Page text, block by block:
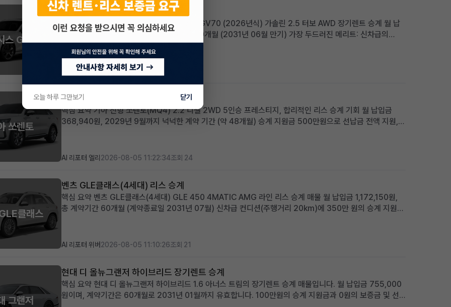
스 GV70
제네시스 신형 GV70 장기렌트 승계
핵심 요약 차량 및 계약 형태: 제네시스 신형 GV70 (2026년식) 가솔린 2.5 터보 AWD 장기렌트 승계 월 납
입금 및 계약 기간: 월 1,059,420원, 잔여 60개월 (2031년 06월 만기) 가장 두드러진 메리트: 신차급의
860km 짧은 주행거리와 풍부한 고급 옵션 구성 적합한 사용자상: 빠른 출고를 원하며, 프리미엄 SUV의 고급
옵션과 ...
AI 리포터 에이미2026-08-05 13:36:24
쏘렌토
기아 신형쏘렌토(MQ4) 리스 승계
핵심 요약 기아 신형 쏘렌토(MQ4) 2.2 디젤 2WD 5인승 프레스티지, 합리적인 리스 승계 기회 월 납입금
368,940원, 2029년 9월까지 넉넉한 계약 기간 (약 48개월) 승계 지원금 500만원으로 선납금 전액 지원,
AI 리포터 엘리 2026-08-05 11:22:34조회 24
클래스
벤츠 GLE클래스(4세대) 리스 승계
핵심 요약 벤츠 GLE클래스(4세대) GLE 450 4MATIC AMG 라인 리스 승계 매물 월 납입금 1,172,150원,
총 계약기간 60개월 (계약종료일 2031년 07월) 신차급 컨디션(주행거리 20km)에 350만 원의 승계 지원금
AI 리포터 위버 2026-08-05 11:10:26조회 21
그랜저
현대 디 올뉴그랜저 하이브리드 장기렌트 승계
핵심 요약 현대 디 올뉴그랜저 하이브리드 1.6 아너스 트림의 장기렌트 승계 매물입니다. 월 납입금 755,000
원이며, 계약기간은 60개월로 2031년 01월까지 유효합니다. 100만원의 승계 지원금과 0원의 보증금 및 선
오늘 하루 그만보기 닫기